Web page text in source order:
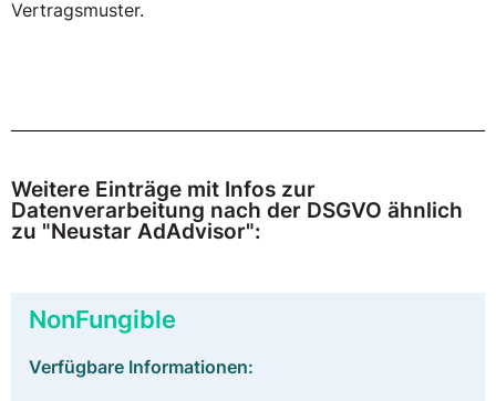
Vertragsmuster.
Weitere Einträge mit Infos zur
Datenverarbeitung nach der DSGVO ähnlich
zu "Neustar AdAdvisor":
NonFungible
Verfügbare Informationen: